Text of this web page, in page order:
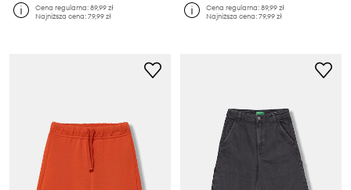
Cena regularna:89,99 zł
Najniższa cena:79,99 zł
Cena regularna:89,99 zł
Najniższa cena:79,99 zł